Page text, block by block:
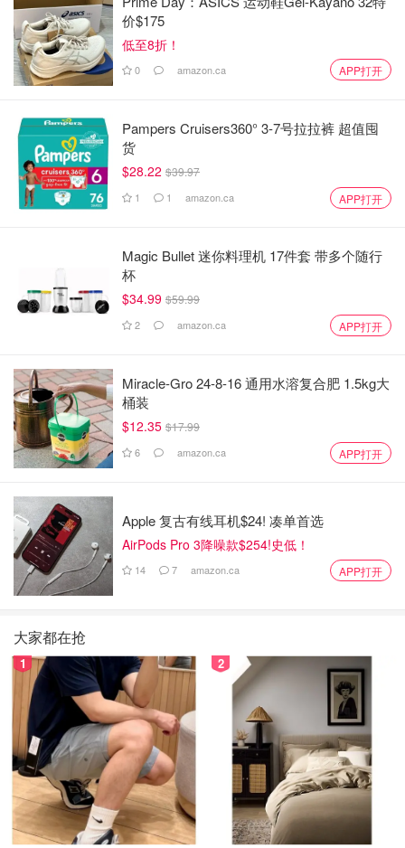
价$175
低至8折！
0 amazon.ca APP打开
Pampers Cruisers360° 3-7号拉拉裤 超值囤
货
$28.22 $39.97
1 1 amazon.ca APP打开
Magic Bullet 迷你料理机 17件套 带多个随行
杯
$34.99 $59.99
2 amazon.ca APP打开
Miracle-Gro 24-8-16 通用水溶复合肥 1.5kg大
桶装
$12.35 $17.99
6 amazon.ca APP打开
Apple 复古有线耳机$24! 凑单首选
AirPods Pro 3降噪款$254!史低！
14 7 amazon.ca APP打开
大家都在抢
1 2